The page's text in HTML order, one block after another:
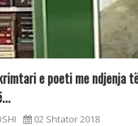
e poeti me ndjenja
02 Shtator 2018